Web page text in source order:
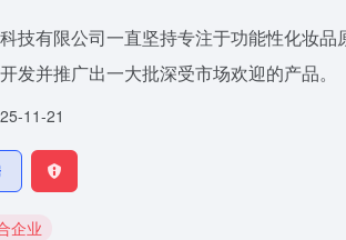
技有限公司一直坚持专注于功能性化妆
发并推广出一大批深受市场欢迎的产品。
11-21
企业